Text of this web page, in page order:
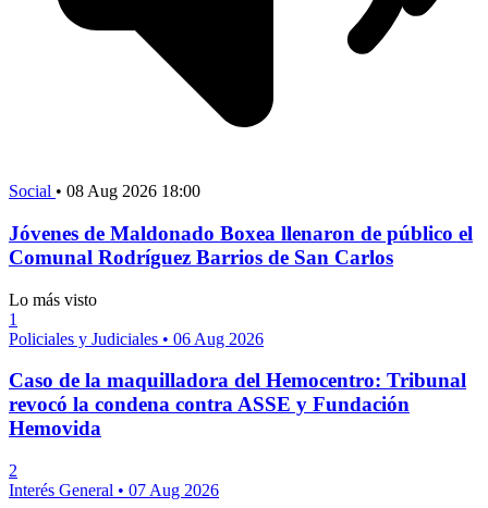
Social • 08 Aug 2026 18:00
Jóvenes de Maldonado Boxea llenaron de público el
Comunal Rodríguez Barrios de San Carlos
Lo más visto
1
Policiales y Judiciales • 06 Aug 2026
Caso de la maquilladora del Hemocentro: Tribunal
revocó la condena contra ASSE y Fundación
Hemovida
2
Interés General • 07 Aug 2026